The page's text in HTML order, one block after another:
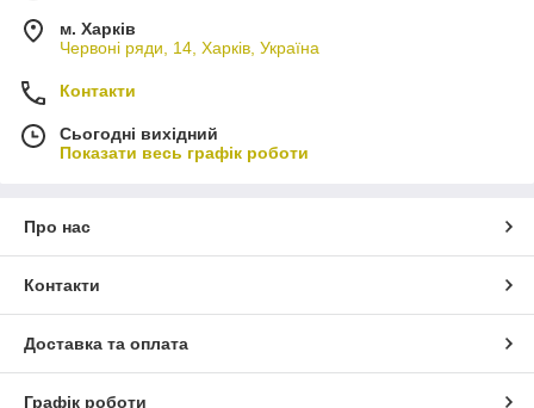
м. Харків
Червоні ряди, 14, Харків, Україна
Контакти
Сьогодні вихідний
Показати весь графік роботи
Про нас
Контакти
Доставка та оплата
Графік роботи